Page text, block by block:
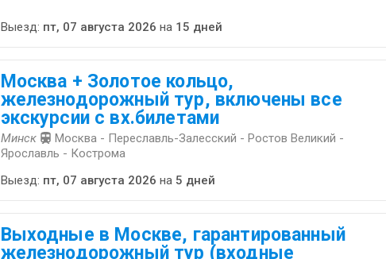
Выезд: пт, 07 августа 2026 на 15 дней
Москва + Золотое кольцо,
железнодорожный тур, включены все
экскурсии с вх.билетами
Минск
Москва - Переславль-Залесский - Ростов Великий -
Ярославль - Кострома
Выезд: пт, 07 августа 2026 на 5 дней
Выходные в Москве, гарантированный
железнодорожный тур (входные